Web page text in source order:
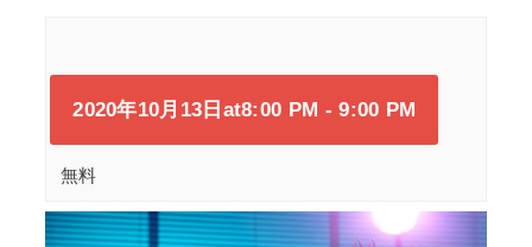
2020年10月13日at8:00 PM -9:00 PM
無料